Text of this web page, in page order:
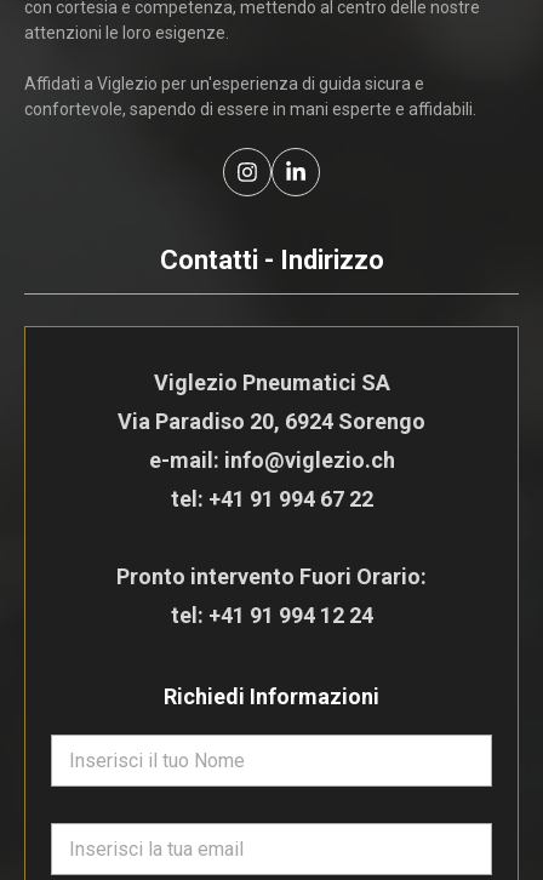
con cortesia e competenza, mettendo al centro delle nostre
attenzioni le loro esigenze.
Affidati a Viglezio per un'esperienza di guida sicura e
confortevole, sapendo di essere in mani esperte e affidabili.
Contatti - Indirizzo
Viglezio Pneumatici SA
Via Paradiso 20, 6924 Sorengo
e-mail: info@viglezio.ch
tel: +41 91 994 67 22
Pronto intervento Fuori Orario:
tel: +41 91 994 12 24
Richiedi Informazioni
m